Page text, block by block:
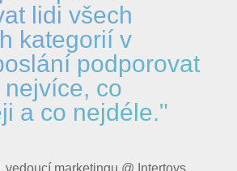
lidi všech
kategorií v
podporovat
nejvíce, co
a co nejdéle."